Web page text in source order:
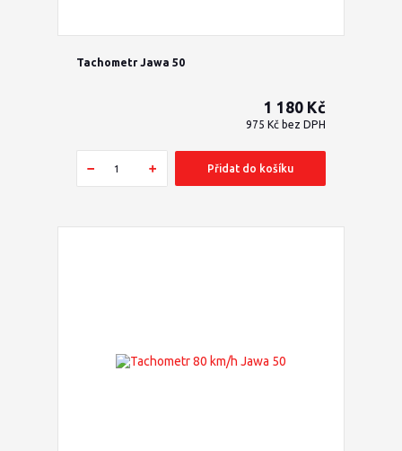
Tachometr Jawa 50
1 180 Kč
975 Kč bez DPH
Přidat do košíku